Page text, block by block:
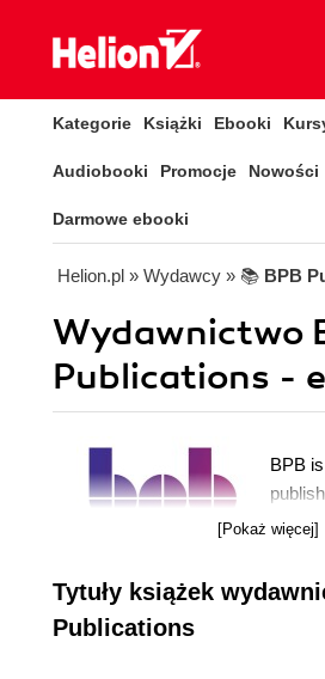
Kategorie Książki Ebooki
Audiobooki Promocje Nowości
Darmowe ebooki
Helion.pl » Wydawcy » 📚 BPB
Wydawnictwo
Publications -
BPB
IT
friend, philosopher and guide for
developers, hardware technicians,
who have made things happen in
[Pokaż więcej]
Tytuły książek
Publications